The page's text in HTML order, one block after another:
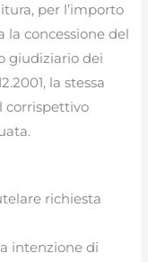
per l’importo
la concessione del
giudiziario dei
la stessa
corrispettivo
richiesta
intenzione di